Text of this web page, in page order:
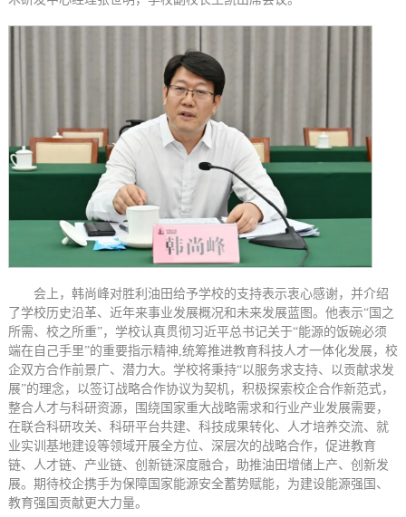
会上，韩尚峰对胜利油田给予学校的支持表示衷心感谢，并介绍
了学校历史沿革、近年来事业发展概况和未来发展蓝图。他表示“国之
所需、校之所重”，学校认真贯彻习近平总书记关于“能源的饭碗必须
端在自己手里”的重要指示精神,统筹推进教育科技人才一体化发展，校
企双方合作前景广、潜力大。学校将秉持“以服务求支持、以贡献求发
展”的理念，以签订战略合作协议为契机，积极探索校企合作新范式，
整合人才与科研资源，围绕国家重大战略需求和行业产业发展需要，
在联合科研攻关、科研平台共建、科技成果转化、人才培养交流、就
业实训基地建设等领域开展全方位、深层次的战略合作，促进教育
链、人才链、产业链、创新链深度融合，助推油田增储上产、创新发
展。期待校企携手为保障国家能源安全蓄势赋能，为建设能源强国、
教育强国贡献更大力量。